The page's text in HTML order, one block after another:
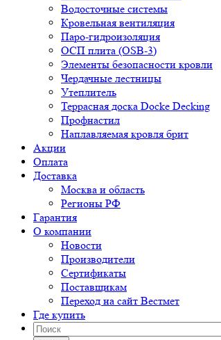
Водосточные системы
Кровельная вентиляция
Паро-гидроизоляция
ОСП плита (OSB-3)
Элементы безопасности кровли
Чердачные лестницы
Утеплитель
Террасная доска Docke Decking
Профнастил
Наплавляемая кровля брит
Акции
Оплата
Доставка
Москва и область
Регионы РФ
Гарантия
О компании
Новости
Производители
Сертификаты
Поставщикам
Переход на сайт Вестмет
Где купить